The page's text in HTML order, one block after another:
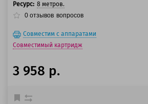
Ресурс: 8 метров.
0 отзывов вопросов
Совместим с аппаратами
Совместимый картридж
3 958 р.